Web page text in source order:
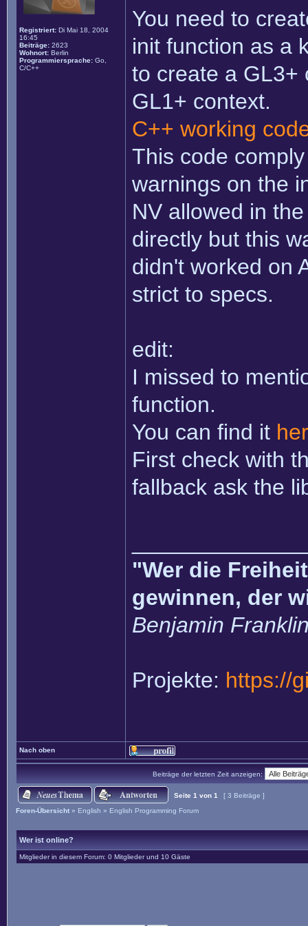
Registriert: Di Mai 18, 2004
16:45
Beiträge: 2623
Wohnort: Berlin
Programmiersprache: Go,
C/C++
You need to
init function as a
to create a GL3+
GL1+ context.
C++ working
This code
warnings on the
NV allowed in
directly but this
didn't worked on
strict to specs.
edit:
I missed to
function.
You can find it
First check with
fallback ask the
"Wer die
gewinnen, der
Benjamin
Projekte: https://
Nach oben
Beiträge der letzten Zeit anzeigen:
Seite 1 von 1
[ 3 Beiträge ]
Foren-Übersicht » English » English Programming Forum
Wer ist online?
Mitglieder in diesem Forum: 0 Mitglieder und 10 Gäste